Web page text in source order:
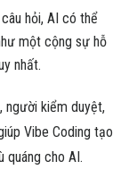
hỏi, AI có thể
một cộng sự hỗ
nhất.
người kiểm duyệt,
Vibe Coding tạo
quáng cho AI.